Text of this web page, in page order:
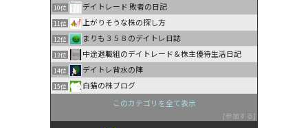
10位 デイトレード 敗者の日記
11位 上がりそうな株の探し方
12位 まりも３５８のデイトレ日誌
13位 中途退職組のデイトレード＆株主優待生活日記
14位 デイトレ背水の陣
15位
白猫の株ブログ
このカテゴリを全て表示
参加する